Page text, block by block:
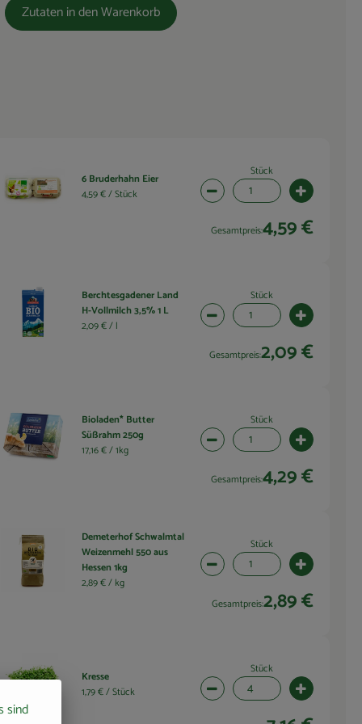
Zutaten in den Warenkorb
ändern
6 Bruderhahn Eier
4,59 € /Stück
Stück
Artikelanzahl verringern (1
Gesamtpreis:4,59 €
ändern
Berchtesgadener Land
H-Vollmilch 3,5% 1 L
2,09 € / l
Stück
Artikelanzahl verringern (1
Gesamtpreis:2,09 €
ändern
Bioladen* Butter
Süßrahm 250g
17,16 € /1kg
Stück
Artikelanzahl verringern (1
Gesamtpreis:4,29 €
ändern
Demeterhof Schwalmtal
Weizenmehl 550 aus
Hessen 1kg
2,89 € / kg
Stück
Artikelanzahl verringern (1
Gesamtpreis:2,89 €
Kresse
1,79 € /Stück
Stück
Artikelanzahl verringern (4
sind